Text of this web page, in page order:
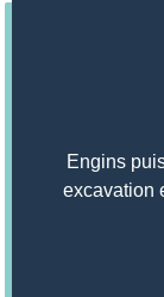
Engins
excavation